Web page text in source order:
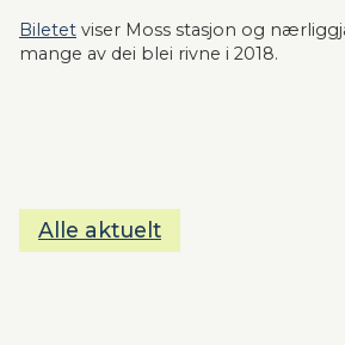
Biletet viser Moss stasjon og
mange av dei blei rivne i 2018.
Alle aktuelt